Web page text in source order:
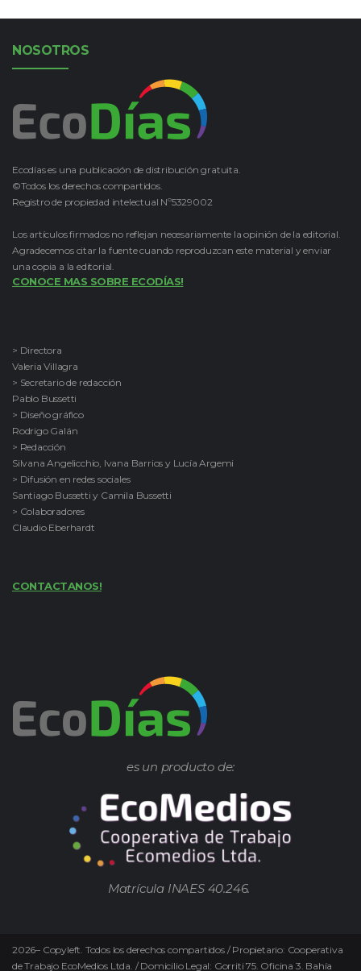
NOSOTROS
Ecodías es una publicación de distribución gratuita.
©Todos los derechos compartidos.
Registro de propiedad intelectual Nº5329002
Los artículos firmados no reflejan necesariamente la opinión de la editorial.
Agradecemos citar la fuente cuando reproduzcan este material y enviar
una copia a la editorial.
CONOCE MAS SOBRE ECODÍAS!
> Directora
Valeria Villagra
> Secretario de redacción
Pablo Bussetti
> Diseño gráfico
Rodrigo Galán
> Redacción
Silvana Angelicchio, Ivana Barrios y Lucía Argemi
> Difusión en redes sociales
Santiago Bussetti y Camila Bussetti
> Colaboradores
Claudio Eberhardt
CONTACTANOS!
es un producto de:
Matrícula INAES 40.246.
2026– Copyleft. Todos los derechos compartidos / Propietario: Cooperativa
de Trabajo EcoMedios Ltda. / Domicilio Legal: Gorriti 75. Oficina 3. Bahía